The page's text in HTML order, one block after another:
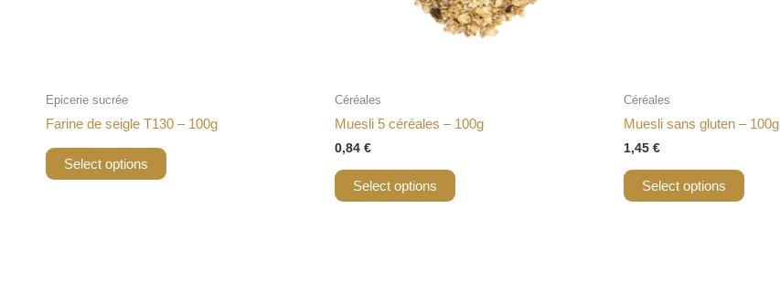
Epicerie sucrée
Farine de seigle T130 – 100g
Select options
Céréales
Muesli 5 céréales – 100g
0,84 €
Select options
Céréales
Muesli sans gluten – 100g
1,45 €
Select options